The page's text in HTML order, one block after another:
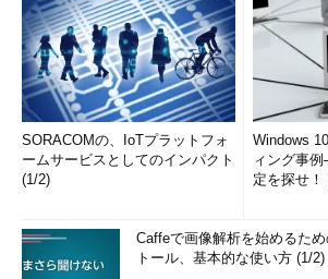
SORACOMの、IoTプラットフォ
ームサービスとしてのインパクト
(1/2)
Windows
ィング事
定を探せ！
Caffeで画像解析を始めるた
トール、基本的な使い方 (1/2)